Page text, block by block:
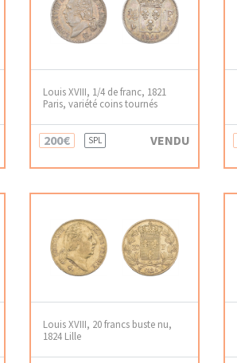
Louis XVIII, 1/4 de franc, 1821
Paris, variété coins tournés
200€ SPL VENDU
Louis XVIII, 20 francs buste nu,
1824 Lille